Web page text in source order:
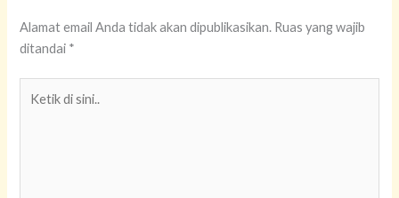
Alamat email Anda tidak akan dipublikasikan. Ruas yang wajib
ditandai *